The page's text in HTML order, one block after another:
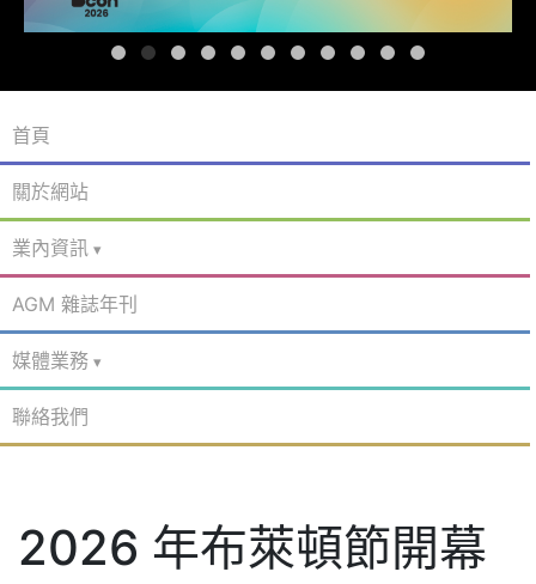
首頁
關於網站
業內資訊
AGM 雜誌年刊
媒體業務
聯絡我們
2026 年布萊頓節開幕